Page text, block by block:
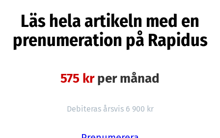
ökar vi med runt 20 procent, vilket är en väldigt
bra siffra under covid-19, och för de kommande
åren är målet att återgå till över 30 procents
månaderna ska vår organisation växa med runt
starkare på marknaderna där vi redan finns,
Läs hela artikeln med en
prenumeration på Rapidus
575 krper månad
Debiteras årsvis 6 900 kr